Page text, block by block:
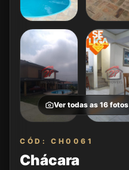
Ver todas as 16 fotos
CÓD: CH0061
Chácara